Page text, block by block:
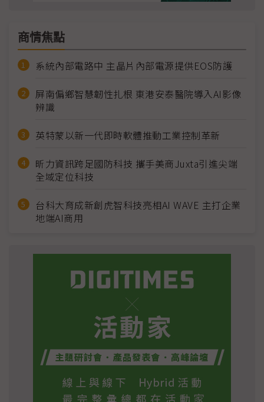
商情焦點
系統內部電路中 主晶片內部電源提供EOS防護
屏南偏鄉智慧韌性扎根 東港安泰醫院導入AI影像
辨識
英特蒙以新一代即時軟體推動工業控制革新
昕力資訊跨足國防科技 攜手美商Juxta引進尖端
全域定位科技
台科大育成新創虎智科技亮相AI WAVE 主打企業
地端AI商用